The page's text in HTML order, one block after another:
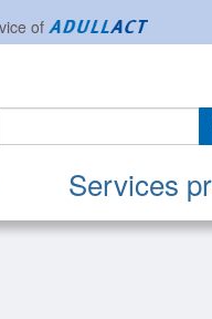
of
Services